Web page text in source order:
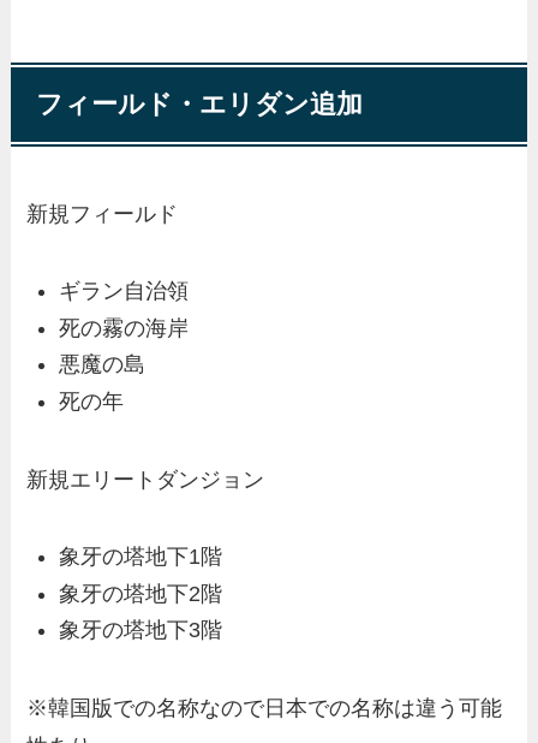
フィールド・エリダン追加
新規フィールド
ギラン自治領
死の霧の海岸
悪魔の島
死の年
新規エリートダンジョン
象牙の塔地下1階
象牙の塔地下2階
象牙の塔地下3階
※韓国版での名称なので日本での名称は違う可能